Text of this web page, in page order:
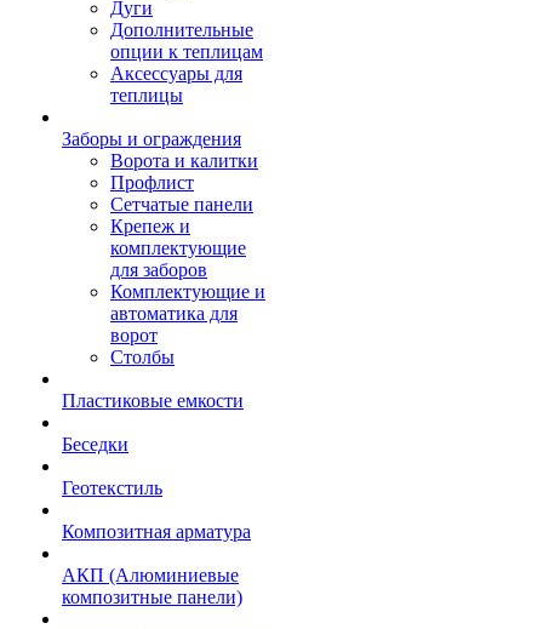
Дуги
Дополнительные
опции к теплицам
Аксессуары для
теплицы
Заборы и ограждения
Ворота и калитки
Профлист
Сетчатые панели
Крепеж и
комплектующие
для заборов
Комплектующие и
автоматика для
ворот
Столбы
Пластиковые емкости
Беседки
Геотекстиль
Композитная арматура
АКП (Алюминиевые
композитные панели)